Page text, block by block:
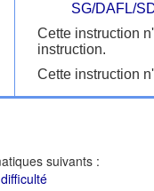
SG/DAFL/
Cette instruction
instruction.
Cette instruction
suivants :